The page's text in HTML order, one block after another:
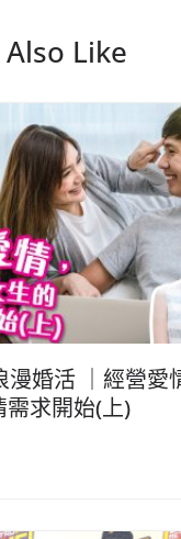
Like
漫婚活 ｜經營愛
求開始(上)